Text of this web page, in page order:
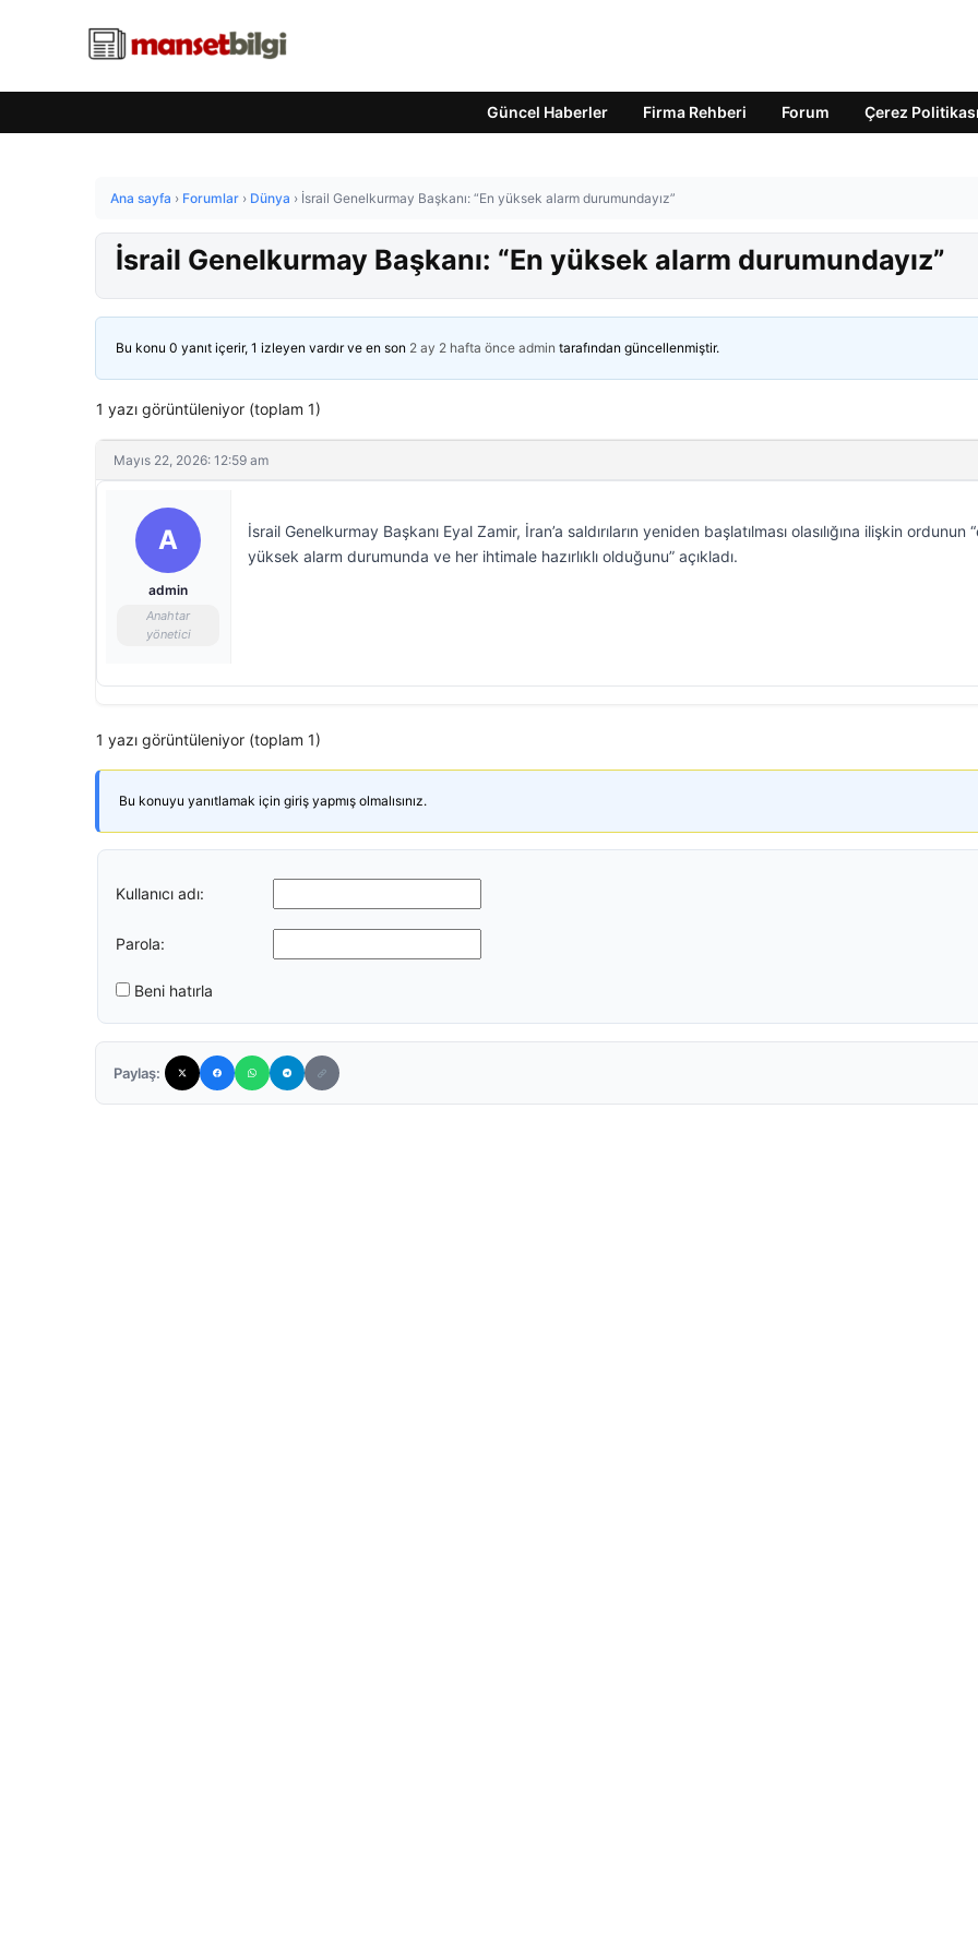
Güncel Haberler Firma Rehberi Forum Çerez Politikası
Ana sayfa › Forumlar › Dünya › İsrail Genelkurmay Başkanı: “En yüksek alarm durumundayız”
İsrail Genelkurmay Başkanı: “En yüksek alarm durumundayız”
Bu konu 0 yanıt içerir, 1 izleyen vardır ve en son 2 ay 2 hafta önce admin tarafından güncellenmiştir.
1 yazı görüntüleniyor (toplam 1)
Mayıs 22, 2026: 12:59 am
A
admin
Anahtar
yönetici
İsrail Genelkurmay Başkanı Eyal Zamir, İran’a saldırıların yeniden başlatılması olasılığına ilişkin ordunun
yüksek alarm durumunda ve her ihtimale hazırlıklı olduğunu” açıkladı.
1 yazı görüntüleniyor (toplam 1)
Bu konuyu yanıtlamak için giriş yapmış olmalısınız.
Kullanıcı adı:
Parola:
Beni hatırla
Paylaş: